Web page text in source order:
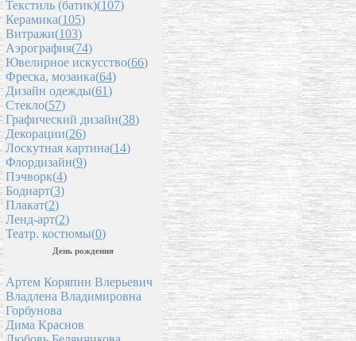
Текстиль (батик)(107)
Керамика(105)
Витражи(103)
Аэрография(74)
Ювелирное искусство(66)
Фреска, мозаика(64)
Дизайн одежды(61)
Стекло(57)
Графический дизайн(38)
Декорации(26)
Лоскутная картина(14)
Флордизайн(9)
Пэчворк(4)
Бодиарт(3)
Плакат(2)
Ленд-арт(2)
Театр. костюмы(0)
День рождения
Артем Коряпин Влерьевич
Владлена Владимировна
Горбунова
Дима Краснов